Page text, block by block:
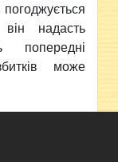
надасть
попередні
може